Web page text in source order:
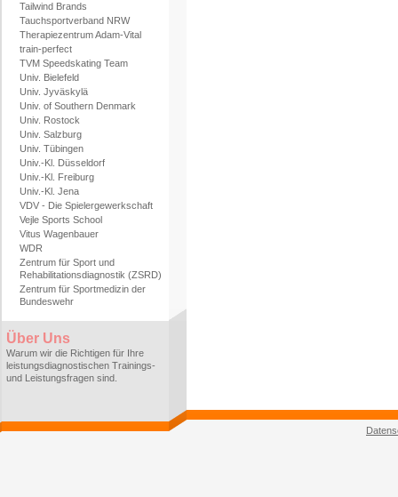
Tailwind Brands
Tauchsportverband NRW
Therapiezentrum Adam-Vital
train-perfect
TVM Speedskating Team
Univ. Bielefeld
Univ. Jyväskylä
Univ. of Southern Denmark
Univ. Rostock
Univ. Salzburg
Univ. Tübingen
Univ.-Kl. Düsseldorf
Univ.-Kl. Freiburg
Univ.-Kl. Jena
VDV - Die Spielergewerkschaft
Vejle Sports School
Vitus Wagenbauer
WDR
Zentrum für Sport und
Rehabilitationsdiagnostik (ZSRD)
Zentrum für Sportmedizin der
Bundeswehr
Über Uns
Warum wir die Richtigen für Ihre
leistungsdiagnostischen Trainings-
und Leistungsfragen sind.